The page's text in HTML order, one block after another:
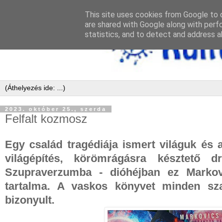
2023. október 25., szerda
Felfalt kozmosz
Egy család tragédiája ismert világuk és
világépítés, körömrágásra késztető
Szupraverzumba - dióhéjban ez
tartalma. A vaskos könyvet minden
bizonyult.
This site uses cookies from Google to
are shared with Google along with
statistics, and to detect and address